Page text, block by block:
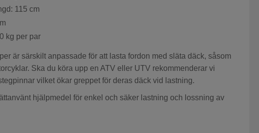
115 cm
kg per par
är särskilt anpassade för att lasta fordon med släta däck, såsom
Ska du köra upp en ATV eller UTV rekommenderar vi
vilket ökar greppet för deras däck vid lastning.
hjälpmedel för enkel och säker lastning och lossning av